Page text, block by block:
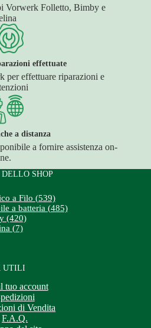
Vorwerk Folletto, Bimby e
effettuate
per effettuare riparazioni e
a distanza
a fornire assistenza on-
SHOP
a Filo (539)
a batteria (485)
(420)
(7)
UTILI
tuo account
di Vendita
F.A.Q.